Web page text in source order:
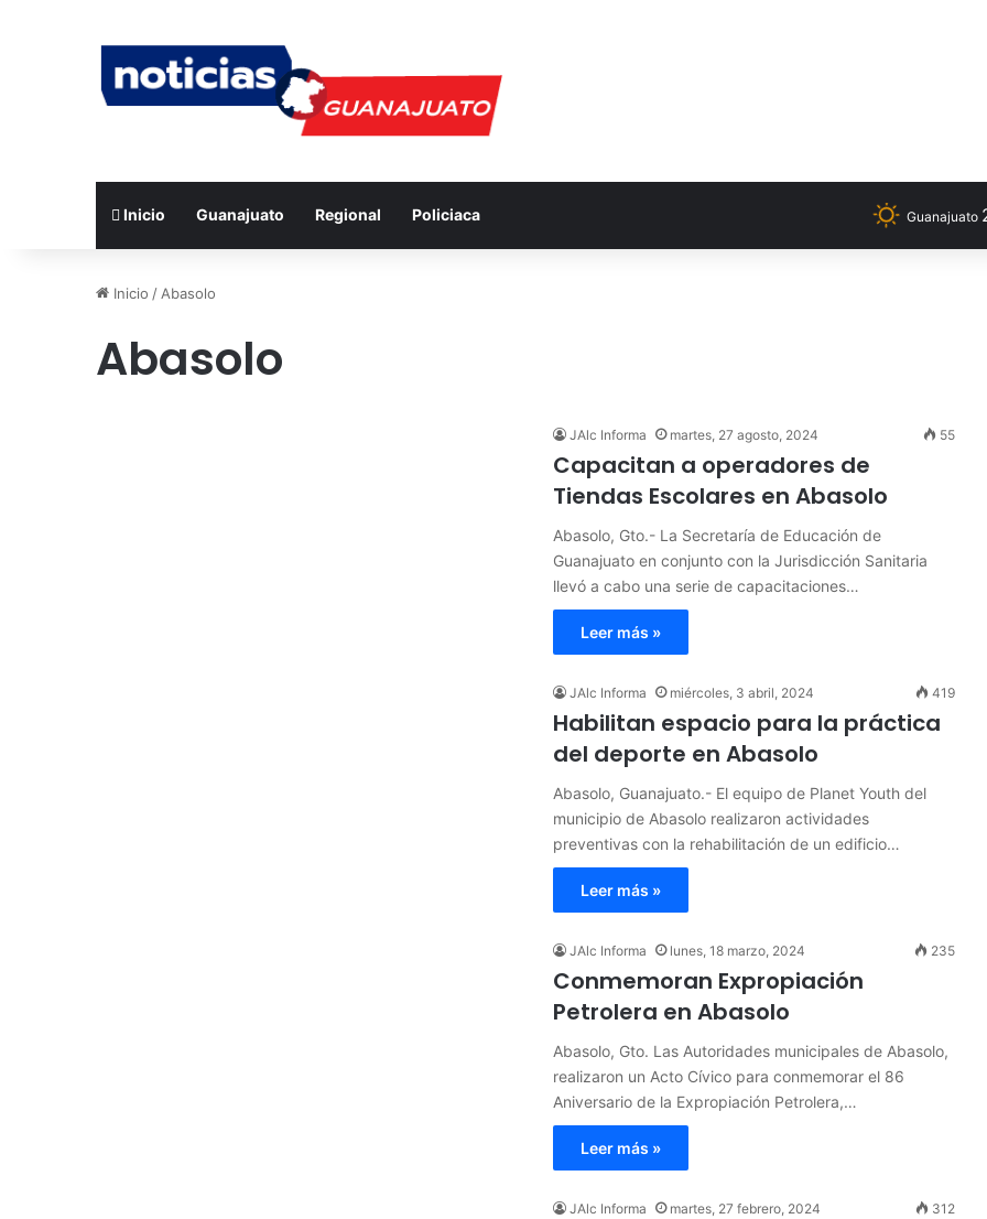
Inicio Guanajuato Regional Policiaca Guanajuato
Inicio /Abasolo
Abasolo
JAlc Informa martes, 27 agosto, 2024 55
Capacitan a operadores de
Tiendas Escolares en Abasolo
Abasolo, Gto.- La Secretaría de Educación de
Guanajuato en conjunto con la Jurisdicción Sanitaria
llevó a cabo una serie de capacitaciones…
Leer más »
JAlc Informa miércoles, 3 abril, 2024 419
Habilitan espacio para la práctica
del deporte en Abasolo
Abasolo, Guanajuato.- El equipo de Planet Youth del
municipio de Abasolo realizaron actividades
preventivas con la rehabilitación de un edificio…
Leer más »
JAlc Informa lunes, 18 marzo, 2024 235
Conmemoran Expropiación
Petrolera en Abasolo
Abasolo, Gto. Las Autoridades municipales de Abasolo,
realizaron un Acto Cívico para conmemorar el 86
Aniversario de la Expropiación Petrolera,…
Leer más »
JAlc Informa martes, 27 febrero, 2024 312